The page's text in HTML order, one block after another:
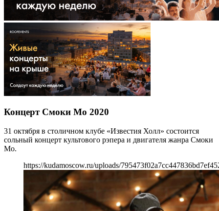
Концерт Смоки Мо 2020
31 октября в столичном клубе «Известия Холл» состоится
сольный концерт культового рэпера и двигателя жанра Смоки
Мо.
https://kudamoscow.ru/uploads/